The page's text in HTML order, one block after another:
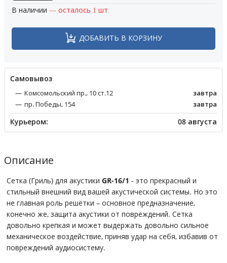
В наличии — осталось 1 шт.
ДОБАВИТЬ В КОРЗИНУ
Cамовывоз
Комсомольский пр., 10 ст.12
завтра
пр. Победы, 154
завтра
Курьером: 08 августа
Описание
Сетка (Гриль) для акустики GR-16/1 - это прекрасный и
стильный внешний вид вашей акустической системы. Но это
не главная роль решётки – основное предназначение,
конечно же, защита акустики от повреждений. Сетка
довольно крепкая и может выдержать довольно сильное
механическое воздействие, приняв удар на себя, избавив от
повреждений аудиосистему.